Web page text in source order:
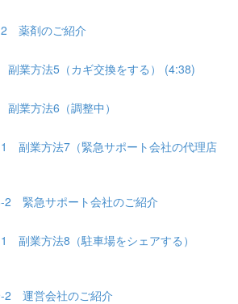
薬剤のご紹介
業方法5（カギ交換をする） (4:38)
業方法6（調整中）
副業方法7（緊急サポート会社の代理店
2 緊急サポート会社のご紹介
副業方法8（駐車場をシェアする）
2 運営会社のご紹介